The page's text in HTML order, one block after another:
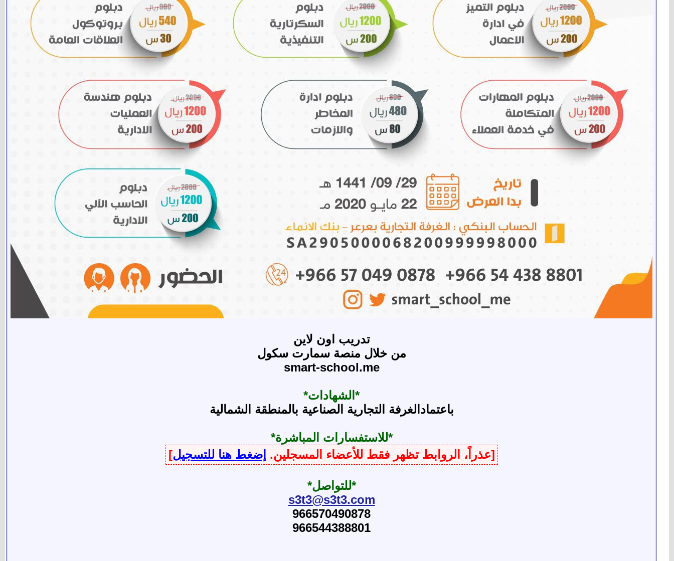
تدريب اون لاين
من خلال منصة سمارت سكول
smart-school.me
*الشهادات*
باعتمادالغرفة التجارية الصناعية بالمنطقة الشمالية
*للاستفسارات المباشرة*
[عذراً، الروابط تظهر فقط للأعضاء المسجلين. إضغط هنا للتسجيل]
*للتواصل*
s3t3@s3t3.com
966570490878
966544388801